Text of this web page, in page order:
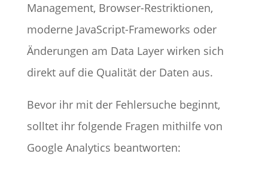
Management, Browser-Restriktionen,
moderne JavaScript-Frameworks oder
Änderungen am Data Layer wirken sich
direkt auf die Qualität der Daten aus.
Bevor ihr mit der Fehlersuche beginnt,
solltet ihr folgende Fragen mithilfe von
Google Analytics beantworten: